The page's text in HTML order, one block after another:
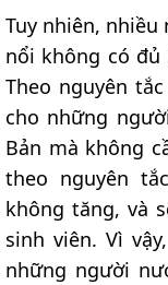
Tuy nhiên,
nổi không có
Theo nguyên
cho những
Bản mà không
theo nguyên
không tăng, và
sinh viên. Vì
những người